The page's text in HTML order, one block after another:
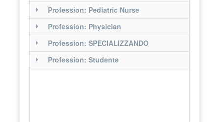
Profession: Pediatric Nurse
Profession: Physician
Profession: SPECIALIZZANDO
Profession: Studente